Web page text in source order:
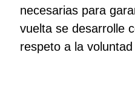
necesarias para
vuelta se desarrolle
respeto a la voluntad